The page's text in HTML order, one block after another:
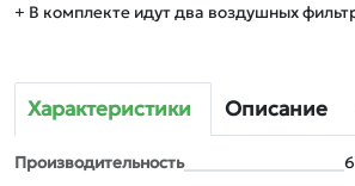
+ В комплекте идут два воздушных
Характеристики Описание
Производительность